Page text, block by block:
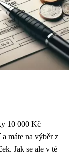
10 000 Kč
máte na výběr z
Jak se ale v té